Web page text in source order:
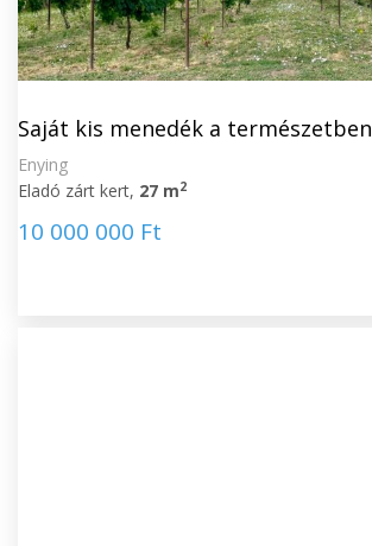
Saját kis menedék a természetben
Enying
Eladó zárt kert, 27 m2
10 000 000 Ft